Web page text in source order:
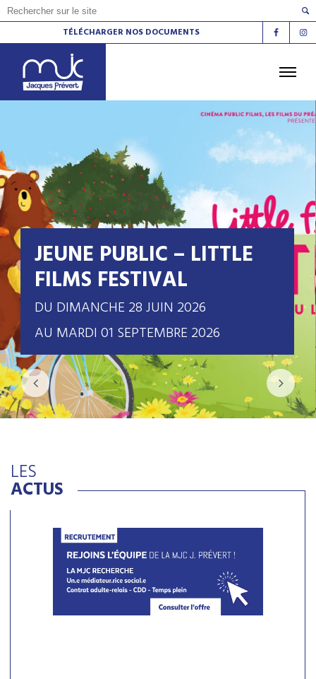
TÉLÉCHARGER NOS DOCUMENTS
L'AGENDA LES ATELIERS
LES ESPACES DE VIE SOCIALE
LA RADIO LA MJC LES LIEUX
JEUNE PUBLIC – LITTLE
FILMS FESTIVAL
DU DIMANCHE 28 JUIN 2026
AU MARDI 01 SEPTEMBRE 2026
LES
ACTUS
FERMETURE ESTIVALE
La MJC Jacques Prévert sera fermée
du 25 juillet au 25 août inclus.
Dates d’inscriptions aux ateliers :
Reprise des inscriptions aux ateliers